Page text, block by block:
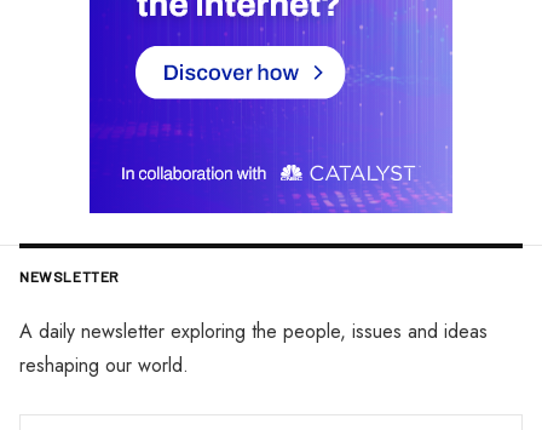
NEWSLETTER
A daily newsletter exploring the people, issues and ideas
reshaping our world.